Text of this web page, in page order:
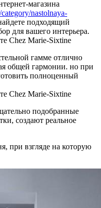
магазина
nastolnaya-
подходящий
для вашего интерьера.
гамме отлично
общей гармонии. но при
полноценный
подобранные
создают реальное
при взгляде на которую